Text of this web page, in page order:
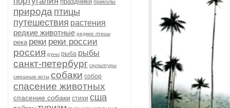
приколы
природа птицы
путешествия растения
редкие животные редкие птицы
река реки реки россии
россия руны рыба рыбы
санкт-петербург скульптуры
смешные коты собаки собор
спасение животных
спасение собаки стихи сша